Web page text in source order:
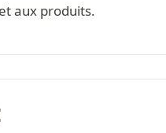
aux produits.